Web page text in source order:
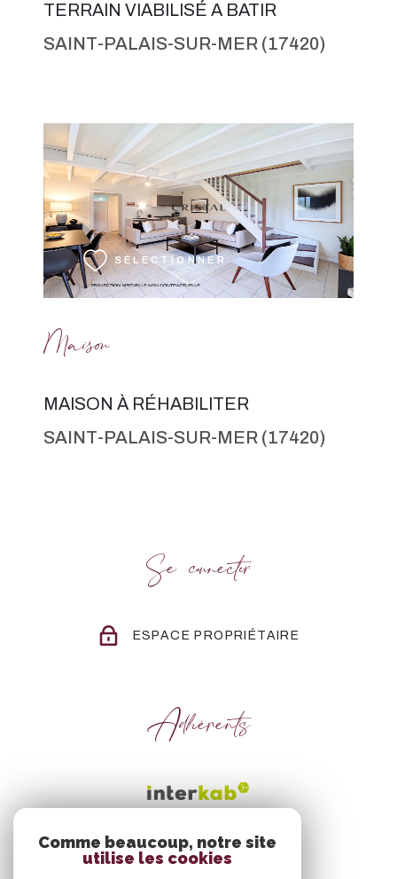
TERRAIN VIABILISÉ A BATIR
SAINT-PALAIS-SUR-MER (17420)
Maison
MAISON À RÉHABILITER
SAINT-PALAIS-SUR-MER (17420)
SÉLECTIONNER
VOIR LE BIEN
Se connecter
ESPACE PROPRIÉTAIRE
Adhérents
Comme beaucoup, notre site
utilise les cookies